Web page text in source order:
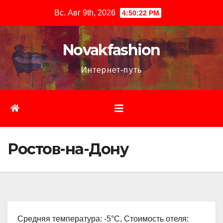
содержимому
Вс. Авг 9th, 2026 4:50:23 PM
Novakfashion
Интернет-путь
Ростов-на-Дону
Средняя температура: -5°C, Стоимость отеля: